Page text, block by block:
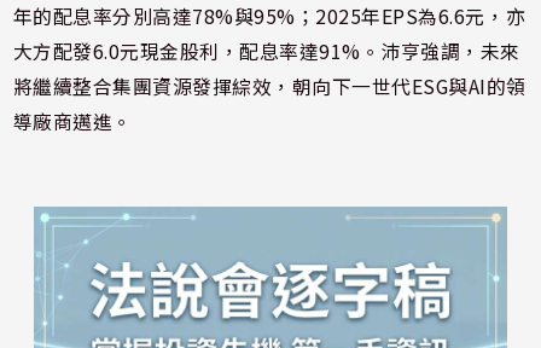
年的配息率分別高達78%與95%；2025年EPS為6.6元，亦
大方配發6.0元現金股利，配息率達91%。沛亨強調，未來
將繼續整合集團資源發揮綜效，朝向下一世代ESG與AI的領
導廠商邁進。